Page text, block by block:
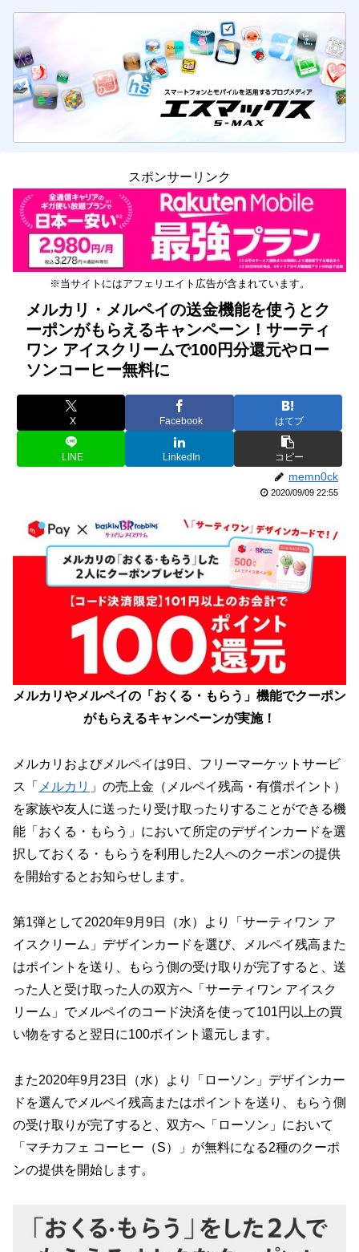
スポンサーリンク
※当サイトにはアフェリエイト広告が含まれています。
メルカリ・メルペイの送金機能を使うとク
ーポンがもらえるキャンペーン！サーティ
ワン アイスクリームで100円分還元やロー
ソンコーヒー無料に
X Facebook はてブ
LINE LinkedIn コピー
memn0ck
2020/09/09 22:55
メルカリやメルペイの「おくる・もらう」機能でクーポン
がもらえるキャンペーンが実施！
メルカリおよびメルペイは9日、フリーマーケットサービ
ス「 メルカリ 」の売上金（メルペイ残高・有償ポイント）
を家族や友人に送ったり受け取ったりすることができる機
能「おくる・もらう」において所定のデザインカードを選
択しておくる・もらうを利用した2人へのクーポンの提供
を開始するとお知らせします。
第1弾として2020年9月9日（水）より「サーティワン ア
イスクリーム」デザインカードを選び、メルペイ残高また
はポイントを送り、もらう側の受け取りが完了すると、送
った人と受け取った人の双方へ「サーティワン アイスク
リーム」でメルペイのコード決済を使って101円以上の買
い物をすると翌日に100ポイント還元します。
また2020年9月23日（水）より「ローソン」デザインカー
ドを選んでメルペイ残高またはポイントを送り、もらう側
の受け取りが完了すると、双方へ「ローソン」において
「マチカフェ コーヒー（S）」が無料になる2種のクーポ
ンの提供を開始します。